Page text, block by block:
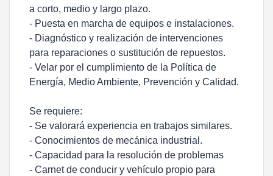
a corto, medio y largo plazo.
- Puesta en marcha de equipos e instalaciones.
- Diagnóstico y realización de intervenciones
para reparaciones o sustitución de repuestos.
- Velar por el cumplimiento de la Política de
Energía, Medio Ambiente, Prevención y Calidad.
Se requiere:
- Se valorará experiencia en trabajos similares.
- Conocimientos de mecánica industrial.
- Capacidad para la resolución de problemas
- Carnet de conducir y vehículo propio para